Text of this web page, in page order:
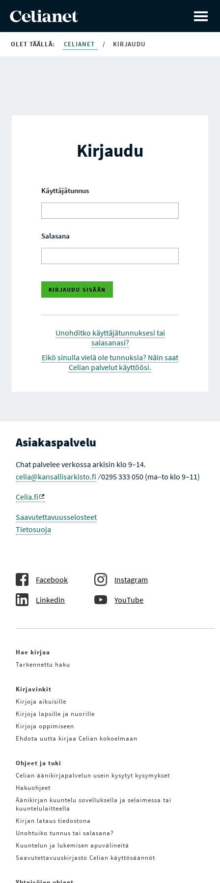
OLET TÄÄLLÄ: CELIANET / KIRJAUDU
Kirjaudu
Käyttäjätunnus
Salasana
Unohditko käyttäjätunnuksesi tai
salasanasi?
Eikö sinulla vielä ole tunnuksia? Näin saat
Celian palvelut käyttöösi.
Asiakaspalvelu
Chat palvelee verkossa arkisin klo 9–14.
celia@kansallisarkisto.fi ⁄ 0295 333 050 (ma–to klo 9–11)
Celia.fi
Saavutettavuusselosteet
Tietosuoja
Facebook Instagram
Linkedin YouTube
Hae kirjaa
Tarkennettu haku
Kirjavinkit
Kirjoja aikuisille
Kirjoja lapsille ja nuorille
Kirjoja oppimiseen
Ehdota uutta kirjaa Celian kokoelmaan
Ohjeet ja tuki
Celian äänikirjapalvelun usein kysytyt kysymykset
Hakuohjeet
Äänikirjan kuuntelu sovelluksella ja selaimessa tai
kuuntelulaitteella
Kirjan lataus tiedostona
Unohtuiko tunnus tai salasana?
Kuuntelun ja lukemisen apuvälineitä
Saavutettavuuskirjasto Celian käyttösäännöt